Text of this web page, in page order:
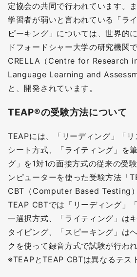
定協会の共同で行われています。
学習者が弱いと言われている「ラ
ピーキング」については、世界的
ドフォードシャー大学の研究機関
CRELLA（Centre for Research
Language Learning and
と、開発されています。
TEAP®の受験方法について
TEAPには、「リーディング」「
シート方式、「ライティング」を
グ」を1対1の面接方式の従来の受
ンピューターを使った受験方法「
CBT（Computer Based Testing）
TEAP CBTでは「リーディング」
一選択方式、「ライティング」は
タイピング、「スピーキング」は
クを使って録音方式で試験が行われ
※TEAPとTEAP CBTは異なるテス